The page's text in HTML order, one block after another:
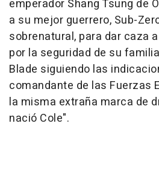
emperador Shang Tsung de
a su mejor guerrero, Sub-
sobrenatural, para dar caza
por la seguridad de su
Blade siguiendo las
comandante de las Fuerzas
la misma extraña marca de
nació Cole".